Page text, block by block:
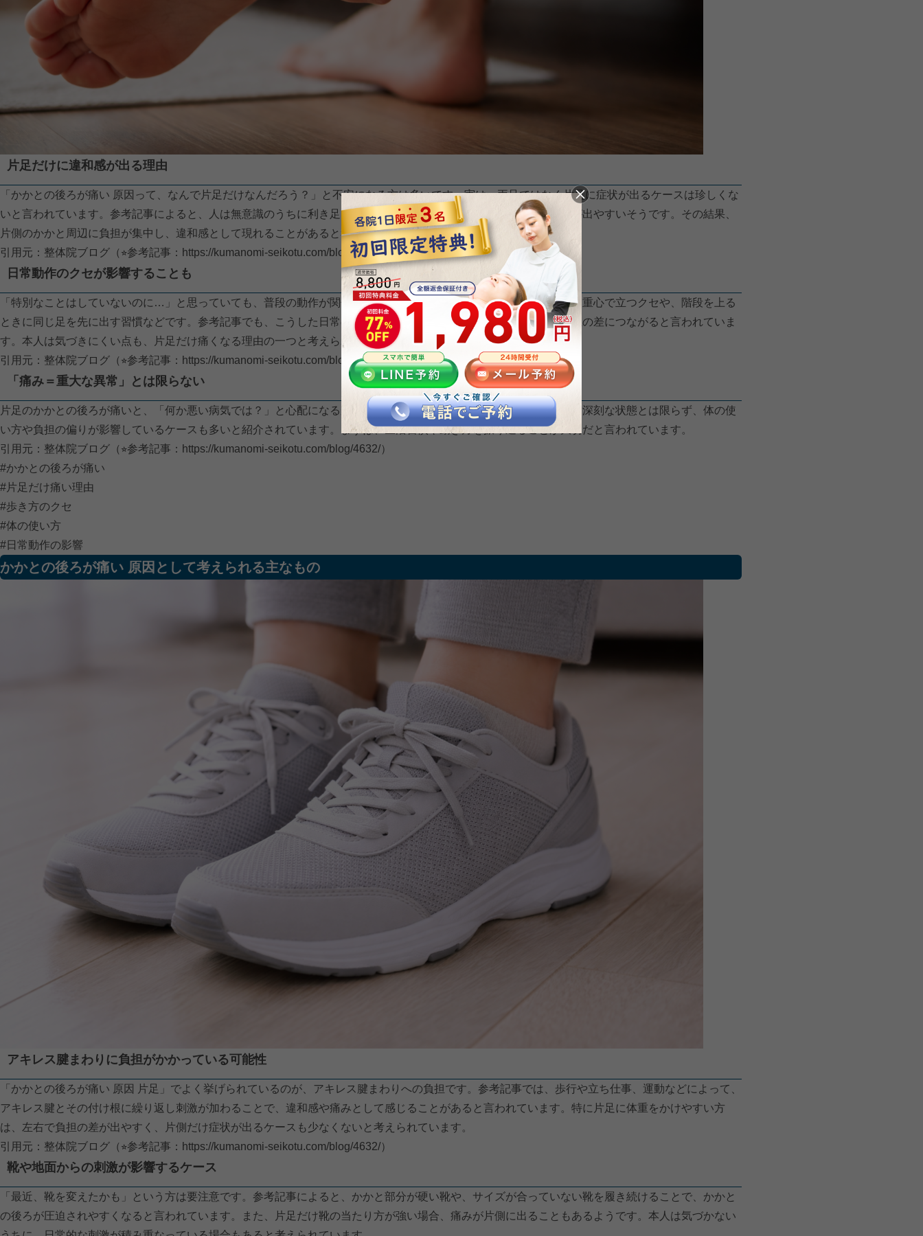
片足だけに違和感が出る理由
「かかとの後ろが痛い 原因って、なんで片足だけなんだろう？」と不安になる方は多いです。実は、両足ではなく片足に症状が出るケースは珍しくな
いと言われています。参考記事によると、人は無意識のうちに利き足に体重をかけやすく、立ち方や歩き方に左右差が出やすいそうです。その結果、
片側のかかと周辺に負担が集中し、違和感として現れることがあると考えられています。
引用元：整体院ブログ（⭐︎参考記事： https://kumanomi-seikotu.com/blog/4632/）
日常動作のクセが影響することも
「特別なことはしていないのに…」と思っていても、普段の動作が関係している場合があるようです。たとえば、片足重心で立つクセや、階段を上る
ときに同じ足を先に出す習慣などです。参考記事でも、こうした日常の小さな積み重ねが、かかとの後ろにかかる負担の差につながると言われていま
す。本人は気づきにくい点も、片足だけ痛くなる理由の一つと考えられています。
引用元：整体院ブログ（⭐︎参考記事： https://kumanomi-seikotu.com/blog/4632/）
「痛み＝重大な異常」とは限らない
片足のかかとの後ろが痛いと、「何か悪い病気では？」と心配になるかもしれません。ただ、参考記事では、必ずしも深刻な状態とは限らず、体の使
い方や負担の偏りが影響しているケースも多いと紹介されています。まずは、生活習慣や動き方を振り返ることが大切だと言われています。
引用元：整体院ブログ（⭐︎参考記事： https://kumanomi-seikotu.com/blog/4632/）
#かかとの後ろが痛い
#片足だけ痛い理由
#歩き方のクセ
#体の使い方
#日常動作の影響
かかとの後ろが痛い 原因として考えられる主なもの
アキレス腱まわりに負担がかかっている可能性
「かかとの後ろが痛い 原因 片足」でよく挙げられているのが、アキレス腱まわりへの負担です。参考記事では、歩行や立ち仕事、運動などによって、
アキレス腱とその付け根に繰り返し刺激が加わることで、違和感や痛みとして感じることがあると言われています。特に片足に体重をかけやすい方
は、左右で負担の差が出やすく、片側だけ症状が出るケースも少なくないと考えられています。
引用元：整体院ブログ（⭐︎参考記事： https://kumanomi-seikotu.com/blog/4632/）
靴や地面からの刺激が影響するケース
「最近、靴を変えたかも」という方は要注意です。参考記事によると、かかと部分が硬い靴や、サイズが合っていない靴を履き続けることで、かかと
の後ろが圧迫されやすくなると言われています。また、片足だけ靴の当たり方が強い場合、痛みが片側に出ることもあるようです。本人は気づかない